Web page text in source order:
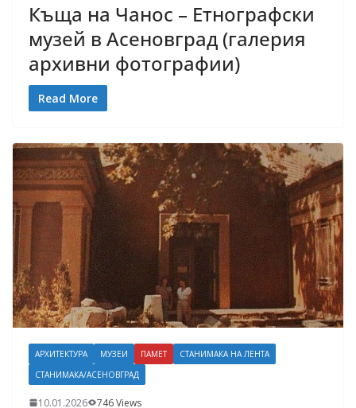
Къща на Чанос – Етнографски
музей в Асеновград (галерия
архивни фотографии)
Read More
АРХИТЕКТУРА МУЗЕИ ПАМЕТ
СТАНИМАКА НА ЛЕНТА
СТАНИМАКА/АСЕНОВГРАД
10.01.2026 746 Views